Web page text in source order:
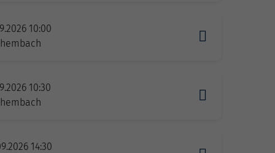
10:00
10:30
14:30